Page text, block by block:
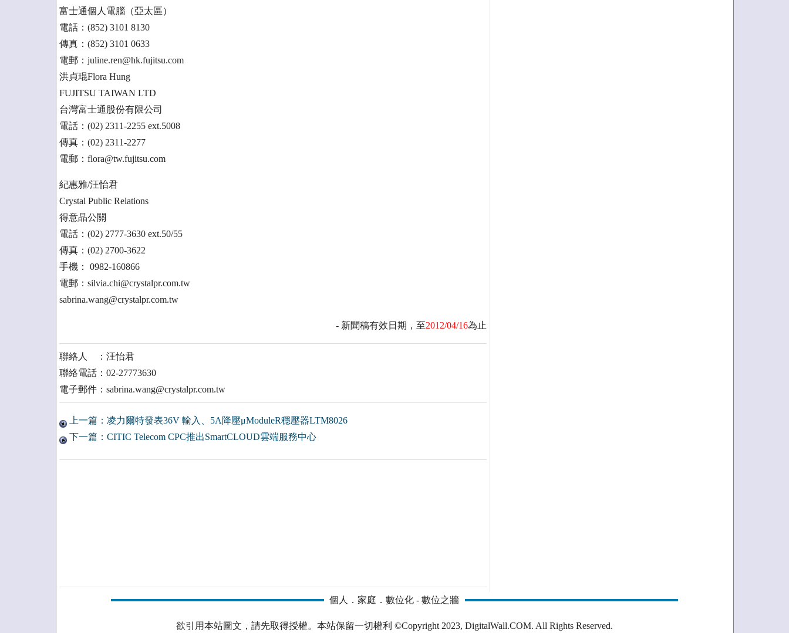
富士通個人電腦（亞太區）
電話：(852) 3101 8130
傳真：(852) 3101 0633
電郵：juline.ren@hk.fujitsu.com
洪貞琨Flora Hung
FUJITSU TAIWAN LTD
台灣富士通股份有限公司
電話：(02) 2311-2255 ext.5008
傳真：(02) 2311-2277
電郵：flora@tw.fujitsu.com
紀惠雅/汪怡君
Crystal Public Relations
得意晶公關
電話：(02) 2777-3630 ext.50/55
傳真：(02) 2700-3622
手機： 0982-160866
電郵：silvia.chi@crystalpr.com.tw
sabrina.wang@crystalpr.com.tw
- 新聞稿有效日期，至2012/04/16為止
聯絡人 ：汪怡君
聯絡電話：02-27773630
電子郵件：sabrina.wang@crystalpr.com.tw
上一篇：凌力爾特發表36V 輸入、5A降壓μModuleR穩壓器LTM8026
下一篇：CITIC Telecom CPC推出SmartCLOUD雲端服務中心
個人．家庭．數位化 - 數位之牆
欲引用本站圖文，請先取得授權。本站保留一切權利 ©Copyright 2023, DigitalWall.COM. All Rights Reserved.